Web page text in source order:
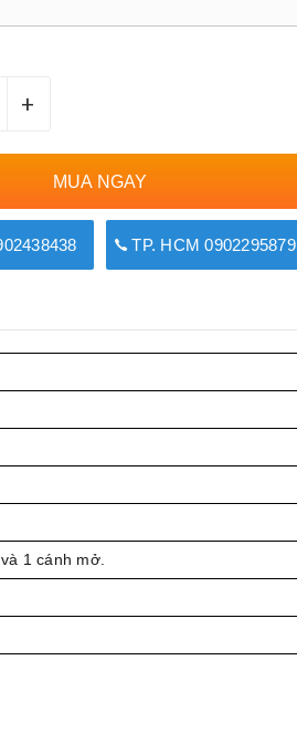
+
MUA NGAY
TP. HCM 0902295879
1 cánh mở.